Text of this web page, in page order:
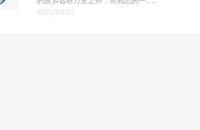
2020/04/17